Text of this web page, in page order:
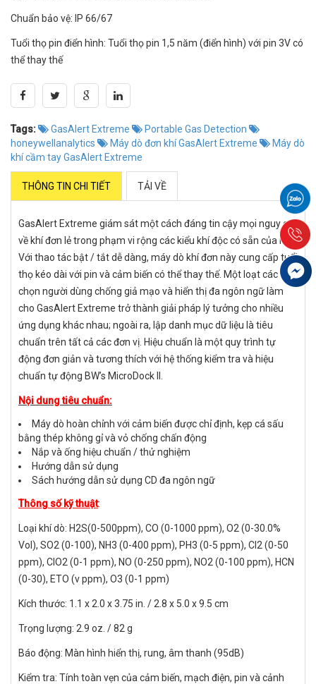
Chuẩn bảo vệ: IP 66/67
Tuổi thọ pin điển hình: Tuổi thọ pin 1,5 năm (điển hình) với pin 3V có
thể thay thế
Tags: GasAlert Extreme
Portable Gas Detection
honeywellanalytics
Máy dò đơn khí GasAlert Extreme
Máy dò
khí cầm tay GasAlert Extreme
THÔNG TIN CHI TIẾT TẢI VỀ
GasAlert Extreme giám sát một cách đáng tin cậy mọi nguy cơ
về khí đơn lẻ trong phạm vi rộng các kiểu khí độc có sẵn của nó.
Với thao tác bật / tắt dễ dàng, máy dò khí đơn này cung cấp tuổi
thọ kéo dài với pin và cảm biến có thể thay thế. Một loạt các tùy
chọn người dùng chống giả mạo và hiển thị đa ngôn ngữ làm
cho GasAlert Extreme trở thành giải pháp lý tưởng cho nhiều
ứng dụng khác nhau; ngoài ra, lập danh mục dữ liệu là tiêu
chuẩn trên tất cả các đơn vị. Hiệu chuẩn là một quy trình tự
động đơn giản và tương thích với hệ thống kiểm tra và hiệu
chuẩn tự động BW’s MicroDock II.
Nội dung tiêu chuẩn:
Máy dò hoàn chỉnh với cảm biến được chỉ định, kẹp cá sấu
bằng thép không gỉ và vỏ chống chấn động
Nắp và ống hiệu chuẩn / thử nghiệm
Hướng dẫn sử dụng
Sách hướng dẫn sử dụng CD đa ngôn ngữ
Thông số kỹ thuật:
Loại khí dò: H2S(0-500ppm), CO (0-1000 ppm), O2 (0-30.0%
Vol), SO2 (0-100), NH3 (0-400 ppm), PH3 (0-5 ppm), CI2 (0-50
ppm), ClO2 (0-1 ppm), NO (0-250 ppm), NO2 (0-100 ppm), HCN
(0-30), ETO (v ppm), O3 (0-1 ppm)
Kích thước: 1.1 x 2.0 x 3.75 in. / 2.8 x 5.0 x 9.5 cm
Trọng lượng: 2.9 oz. / 82 g
Báo động: Màn hình hiển thị, rung, âm thanh (95dB)
Kiểm tra: Tính toàn vẹn của cảm biến, mạch điện, pin và cảnh